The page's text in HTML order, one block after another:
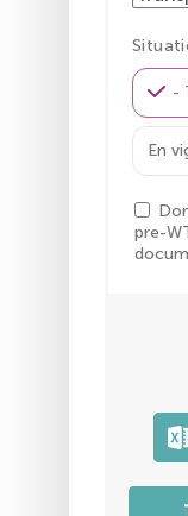
-
En
pre-